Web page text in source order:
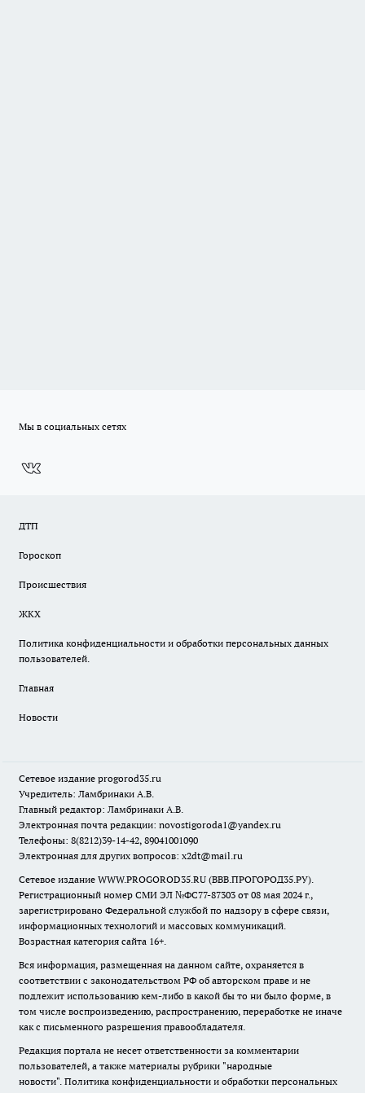
Мы в социальных сетях
ДТП
Гороскоп
Происшествия
ЖКХ
Политика конфиденциальности и обработки персональных данных
пользователей.
Главная
Новости
Сетевое издание progorod35.ru
Учредитель: Ламбринаки А.В.
Главный редактор: Ламбринаки А.В.
Электронная почта редакции: novostigoroda1@yandex.ru
Телефоны: 8(8212)39-14-42, 89041001090
Электронная для других вопросов: x2dt@mail.ru
Сетевое издание WWW.PROGOROD35.RU (ВВВ.ПРОГОРОД35.РУ).
Регистрационный номер СМИ ЭЛ №ФС77-87303 от 08 мая 2024 г.,
зарегистрировано Федеральной службой по надзору в сфере связи,
информационных технологий и массовых коммуникаций.
Возрастная категория сайта 16+.
Вся информация, размещенная на данном сайте, охраняется в
соответствии с законодательством РФ об авторском праве и не
подлежит использованию кем-либо в какой бы то ни было форме, в
том числе воспроизведению, распространению, переработке не иначе
как с письменного разрешения правообладателя.
Редакция портала не несет ответственности за комментарии
пользователей, а также материалы рубрики "народные
новости". Политика конфиденциальности и обработки персональных